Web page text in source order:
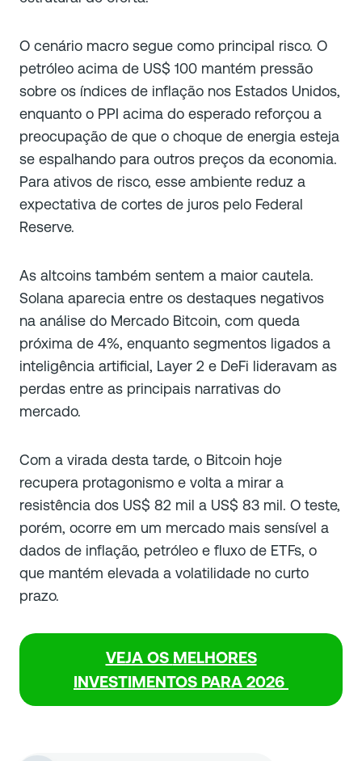
O cenário macro segue como principal risco. O
petróleo acima de US$ 100 mantém pressão
sobre os índices de inflação nos Estados Unidos,
enquanto o PPI acima do esperado reforçou a
preocupação de que o choque de energia esteja
se espalhando para outros preços da economia.
Para ativos de risco, esse ambiente reduz a
expectativa de cortes de juros pelo Federal
Reserve.
As altcoins também sentem a maior cautela.
Solana aparecia entre os destaques negativos
na análise do Mercado Bitcoin, com queda
próxima de 4%, enquanto segmentos ligados a
inteligência artificial, Layer 2 e DeFi lideravam as
perdas entre as principais narrativas do
mercado.
Com a virada desta tarde, o Bitcoin hoje
recupera protagonismo e volta a mirar a
resistência dos US$ 82 mil a US$ 83 mil. O teste,
porém, ocorre em um mercado mais sensível a
dados de inflação, petróleo e fluxo de ETFs, o
que mantém elevada a volatilidade no curto
prazo.
VEJA OS MELHORES
INVESTIMENTOS PARA 2026